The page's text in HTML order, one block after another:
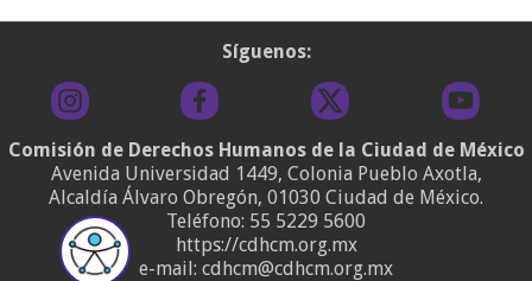
Síguenos:
Comisión de Derechos Humanos de la Ciudad de México
Avenida Universidad 1449, Colonia Pueblo Axotla,
Alcaldía Álvaro Obregón, 01030 Ciudad de México.
Teléfono: 55 5229 5600
https://cdhcm.org.mx
e-mail: cdhcm@cdhcm.org.mx